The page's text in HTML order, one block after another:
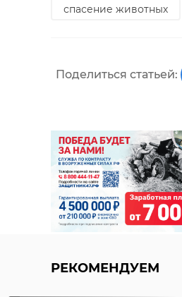
спасение животных
Поделиться статьей:
РЕКОМЕНДУЕМ